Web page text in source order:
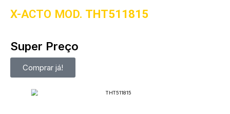
X-ACTO MOD. THT511815
Super Preço
Comprar já!